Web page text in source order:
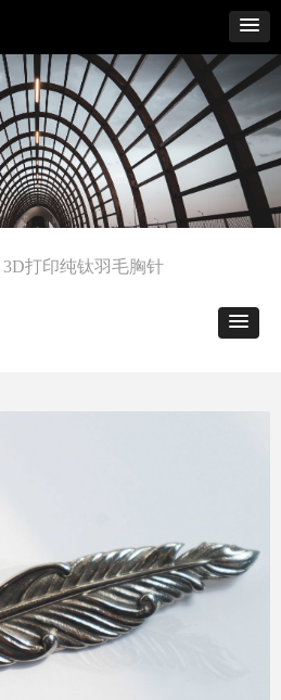
3D打印纯钛羽毛胸针